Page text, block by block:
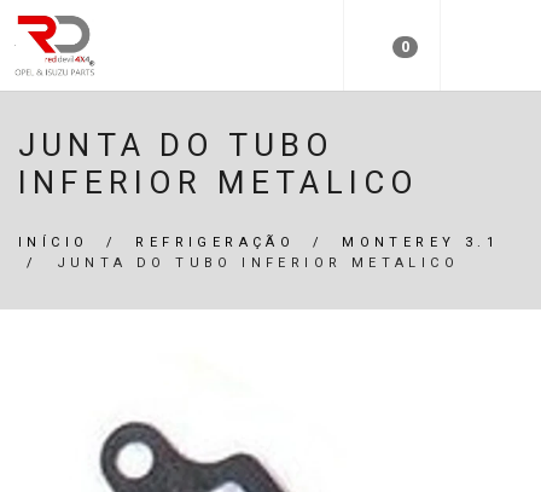
0
JUNTA DO TUBO
INFERIOR METALICO
INÍCIO / REFRIGERAÇÃO / MONTEREY 3.1
/
JUNTA DO TUBO INFERIOR METALICO